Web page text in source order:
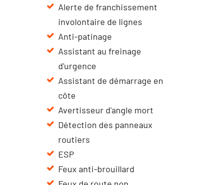
Alerte de franchissement
involontaire de lignes
Anti-patinage
Assistant au freinage
d'urgence
Assistant de démarrage en
côte
Avertisseur d'angle mort
Détection des panneaux
routiers
ESP
Feux anti-brouillard